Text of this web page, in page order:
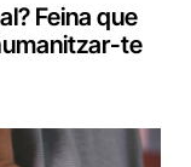
Feina que
te